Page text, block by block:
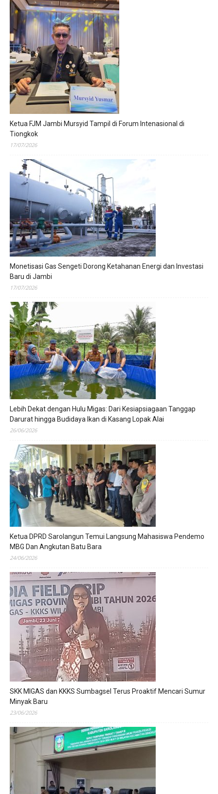
Ketua FJM Jambi Mursyid Tampil di Forum Intenasional di
Tiongkok
17/07/2026
Monetisasi Gas Sengeti Dorong Ketahanan Energi dan Investasi
Baru di Jambi
17/07/2026
Lebih Dekat dengan Hulu Migas: Dari Kesiapsiagaan Tanggap
Darurat hingga Budidaya Ikan di Kasang Lopak Alai
26/06/2026
Ketua DPRD Sarolangun Temui Langsung Mahasiswa Pendemo
MBG Dan Angkutan Batu Bara
24/06/2026
SKK MIGAS dan KKKS Sumbagsel Terus Proaktif Mencari Sumur
Minyak Baru
23/06/2026